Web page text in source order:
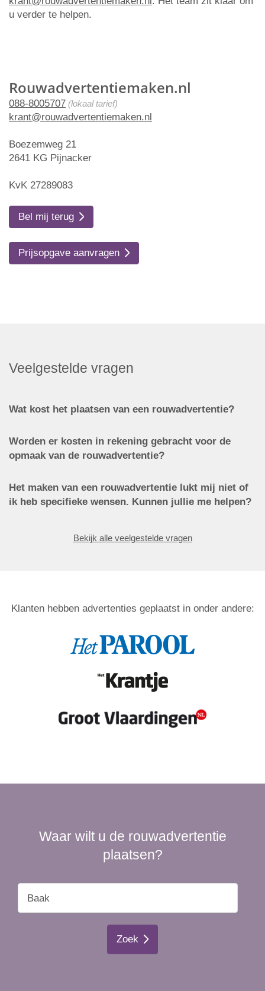
Rouwadvertentiemaken.nl
088-8005707 (lokaal tarief)
krant@rouwadvertentiemaken.nl
Boezemweg 21
2641 KG Pijnacker
KvK 27289083
Bel mij terug
Prijsopgave aanvragen
u verder te helpen.
Veelgestelde vragen
Wat kost het plaatsen van een rouwadvertentie?
Worden er kosten in rekening gebracht voor de
opmaak van de rouwadvertentie?
Het maken van een rouwadvertentie lukt mij niet of
ik heb specifieke wensen. Kunnen jullie me helpen?
Bekijk alle veelgestelde vragen
Klanten hebben advertenties geplaatst in onder andere:
Waar wilt u de rouwadvertentie
plaatsen?
Zoek